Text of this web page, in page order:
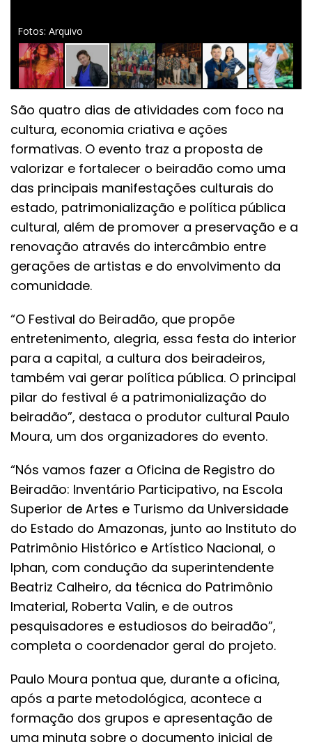
Fotos: Arquivo
São quatro dias de atividades com foco na
cultura, economia criativa e ações
formativas. O evento traz a proposta de
valorizar e fortalecer o beiradão como uma
das principais manifestações culturais do
estado, patrimonialização e política pública
cultural, além de promover a preservação e a
renovação através do intercâmbio entre
gerações de artistas e do envolvimento da
comunidade.
“O Festival do Beiradão, que propõe
entretenimento, alegria, essa festa do interior
para a capital, a cultura dos beiradeiros,
também vai gerar política pública. O principal
pilar do festival é a patrimonialização do
beiradão”, destaca o produtor cultural Paulo
Moura, um dos organizadores do evento.
“Nós vamos fazer a Oficina de Registro do
Beiradão: Inventário Participativo, na Escola
Superior de Artes e Turismo da Universidade
do Estado do Amazonas, junto ao Instituto do
Patrimônio Histórico e Artístico Nacional, o
Iphan, com condução da superintendente
Beatriz Calheiro, da técnica do Patrimônio
Imaterial, Roberta Valin, e de outros
pesquisadores e estudiosos do beiradão”,
completa o coordenador geral do projeto.
Paulo Moura pontua que, durante a oficina,
após a parte metodológica, acontece a
formação dos grupos e apresentação de
uma minuta sobre o documento inicial de